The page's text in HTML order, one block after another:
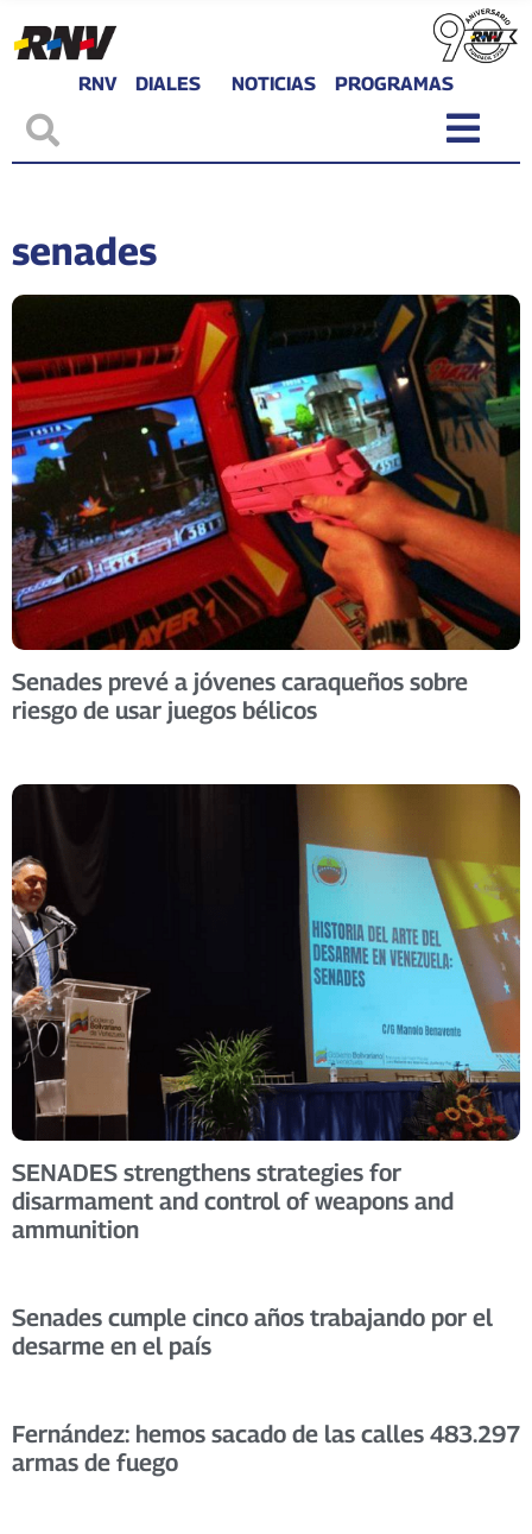
RNV DIALES NOTICIAS PROGRAMAS
senades
Senades prevé a jóvenes caraqueños sobre
riesgo de usar juegos bélicos
SENADES strengthens strategies for
disarmament and control of weapons and
ammunition
Senades cumple cinco años trabajando por el
desarme en el país
Fernández: hemos sacado de las calles 483.297
armas de fuego